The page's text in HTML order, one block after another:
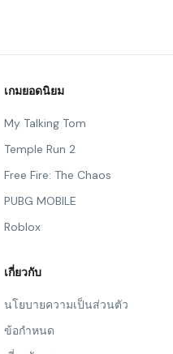
เกมยอดนิยม
My Talking Tom
Temple Run 2
Free Fire: The Chaos
PUBG MOBILE
Roblox
เกี่ยวกับ
นโยบายความเป็นส่วนตัว
ข้อกำหนด